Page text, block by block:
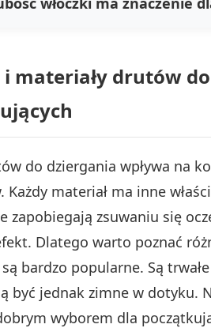
i materiały drutów
do dziergania wpływa na
Każdy materiał ma inne
zapobiegają zsuwaniu się
Dlatego warto poznać
są bardzo popularne. Są
być jednak zimne w dotyku.
wyborem dla